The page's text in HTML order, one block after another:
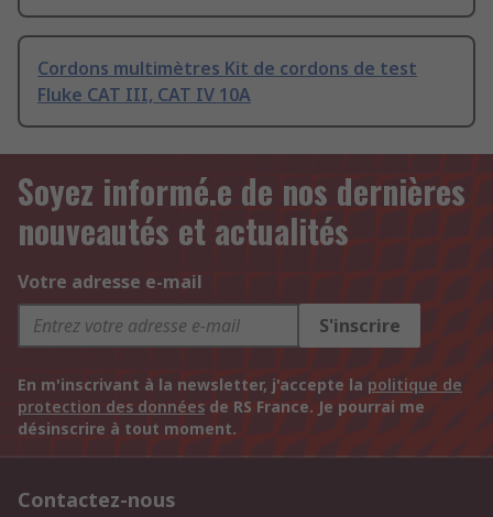
Cordons multimètres Kit de cordons de test
Fluke CAT III, CAT IV 10A
Soyez informé.e de nos dernières
nouveautés et actualités
Votre adresse e-mail
S'inscrire
En m'inscrivant à la newsletter, j'accepte la politique de
protection des données de RS France. Je pourrai me
désinscrire à tout moment.
Contactez-nous